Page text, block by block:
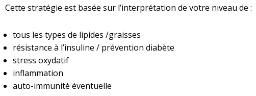
Cette stratégie est basée sur l’interprétation de votre niveau de :
tous les types de lipides /graisses
résistance à l’insuline / prévention diabète
stress oxydatif
inflammation
auto-immunité éventuelle